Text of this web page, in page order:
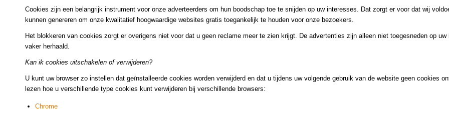
Cookies zijn een belangrijk instrument voor onze adverteerders om hun boodschap toe te snijden op uw interesses. Dat zorgt er voor dat wij
kunnen genereren om onze kwalitatief hoogwaardige websites gratis toegankelijk te houden voor onze bezoekers.
Het blokkeren van cookies zorgt er overigens niet voor dat u geen reclame meer te zien krijgt. De advertenties zijn alleen niet toegesneden op uw
vaker herhaald.
Kan ik cookies uitschakelen of verwijderen?
U kunt uw browser zo instellen dat geïnstalleerde cookies worden verwijderd en dat u tijdens uw volgende gebruik van de website geen cookies
lezen hoe u verschillende type cookies kunt verwijderen bij verschillende browsers:
Chrome